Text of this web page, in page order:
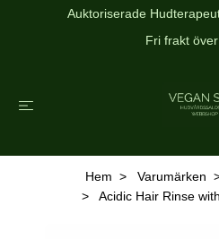
Auktoriserade
Fri frakt
Hem Varumärken
Acidic Hair Rinse